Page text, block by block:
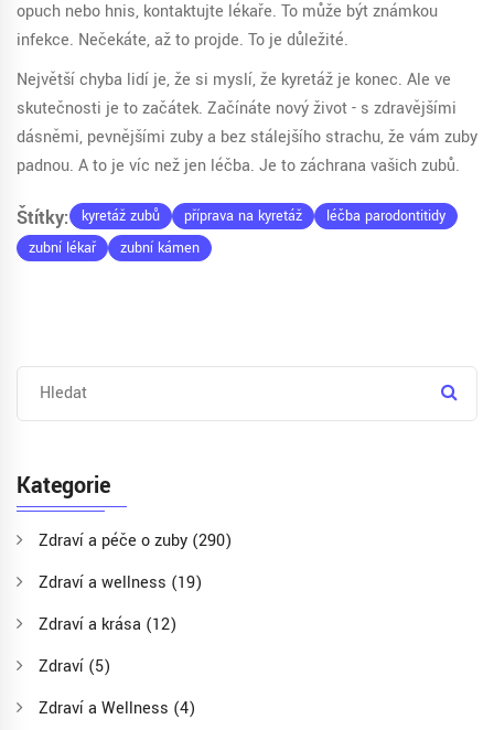
opuch nebo hnis, kontaktujte lékaře. To může být známkou
infekce. Nečekáte, až to projde. To je důležité.
Největší chyba lidí je, že si myslí, že kyretáž je konec. Ale ve
skutečnosti je to začátek. Začínáte nový život - s zdravějšími
dásněmi, pevnějšími zuby a bez stálejšího strachu, že vám zuby
padnou. A to je víc než jen léčba. Je to záchrana vašich zubů.
Štítky: kyretáž zubů příprava na kyretáž
léčba parodontitidy
zubní lékař
zubní kámen
Kategorie
Zdraví a péče o zuby (290)
Zdraví a wellness (19)
Zdraví a krása (12)
Zdraví (5)
Zdraví a Wellness (4)